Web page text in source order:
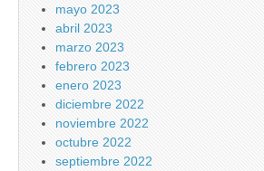
mayo 2023
abril 2023
marzo 2023
febrero 2023
enero 2023
diciembre 2022
noviembre 2022
octubre 2022
septiembre 2022